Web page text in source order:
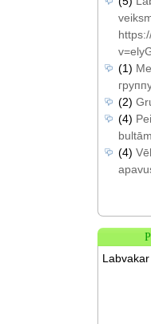
(1)
(2)
(4)
bultām
(4)
Labvakar